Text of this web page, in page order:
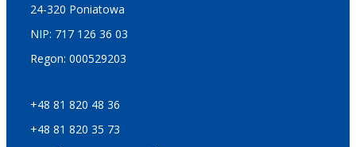
24-320 Poniatowa
NIP: 717 126 36 03
Regon: 000529203
+48 81 820 48 36
+48 81 820 35 73